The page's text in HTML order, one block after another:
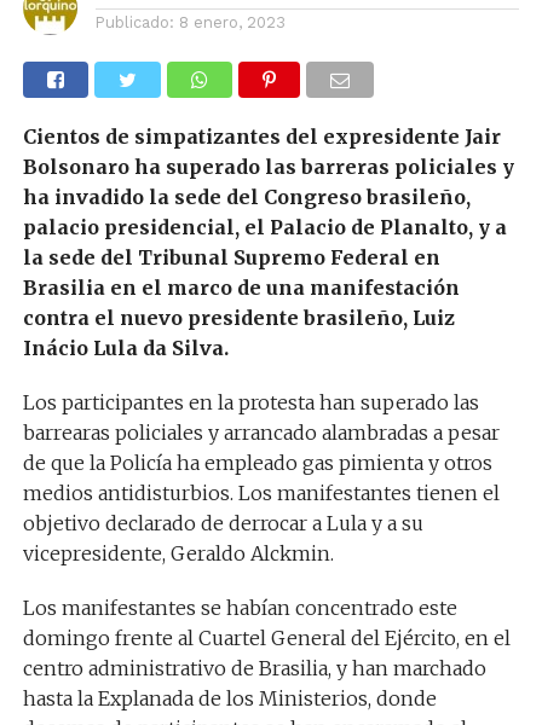
Publicado: 8 enero, 2023
Cientos de simpatizantes del expresidente Jair
Bolsonaro ha superado las barreras policiales y
ha invadido la sede del Congreso brasileño,
palacio presidencial, el Palacio de Planalto, y a
la sede del Tribunal Supremo Federal en
Brasilia en el marco de una manifestación
contra el nuevo presidente brasileño, Luiz
Inácio Lula da Silva.
Los participantes en la protesta han superado las
barrearas policiales y arrancado alambradas a pesar
de que la Policía ha empleado gas pimienta y otros
medios antidisturbios. Los manifestantes tienen el
objetivo declarado de derrocar a Lula y a su
vicepresidente, Geraldo Alckmin.
Los manifestantes se habían concentrado este
domingo frente al Cuartel General del Ejército, en el
centro administrativo de Brasilia, y han marchado
hasta la Explanada de los Ministerios, donde